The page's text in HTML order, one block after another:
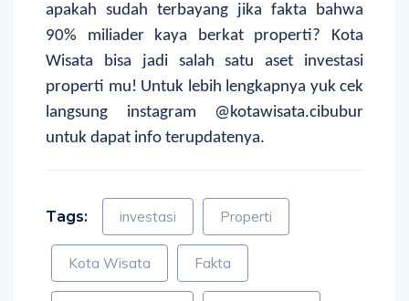
apakah sudah terbayang jika fakta bahwa
90% miliader kaya berkat properti? Kota
Wisata bisa jadi salah satu aset investasi
properti mu! Untuk lebih lengkapnya yuk cek
langsung instagram @kotawisata.cibubur
untuk dapat info terupdatenya.
Tags: investasi Properti
Kota Wisata Fakta